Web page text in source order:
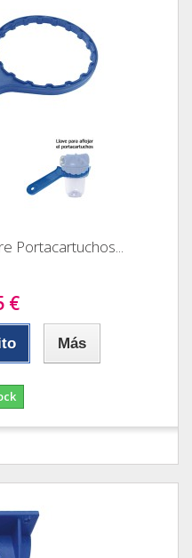
Portacartuchos...
€
Más